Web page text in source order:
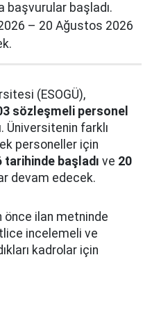
başvurular başladı.
– 20 Ağustos 2026
(ESOGÜ),
sözleşmeli personel
Üniversitenin farklı
personeller için
başladı ve 20
devam edecek.
önce ilan metninde
incelemeli ve
kadrolar için